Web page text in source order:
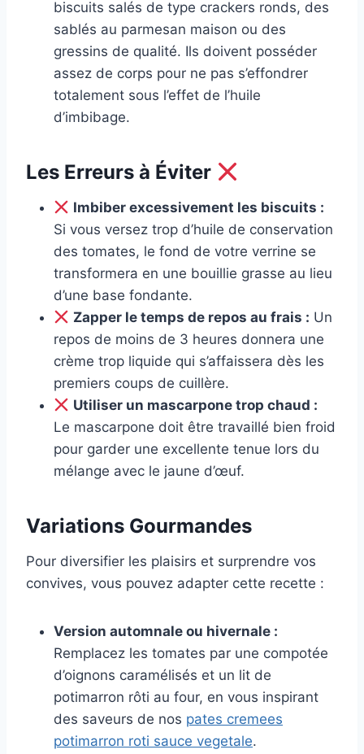
biscuits salés de type crackers ronds, des
sablés au parmesan maison ou des
gressins de qualité. Ils doivent posséder
assez de corps pour ne pas s’effondrer
totalement sous l’effet de l’huile
d’imbibage.
Les Erreurs à Éviter
Imbiber excessivement les biscuits :
Si vous versez trop d’huile de conservation
des tomates, le fond de votre verrine se
transformera en une bouillie grasse au lieu
d’une base fondante.
Zapper le temps de repos au frais : Un
repos de moins de 3 heures donnera une
crème trop liquide qui s’affaissera dès les
premiers coups de cuillère.
Utiliser un mascarpone trop chaud :
Le mascarpone doit être travaillé bien froid
pour garder une excellente tenue lors du
mélange avec le jaune d’œuf.
Variations Gourmandes
Pour diversifier les plaisirs et surprendre vos
convives, vous pouvez adapter cette recette :
Version automnale ou hivernale :
Remplacez les tomates par une compotée
d’oignons caramélisés et un lit de
potimarron rôti au four, en vous inspirant
des saveurs de nos pates cremees
potimarron roti sauce vegetale.